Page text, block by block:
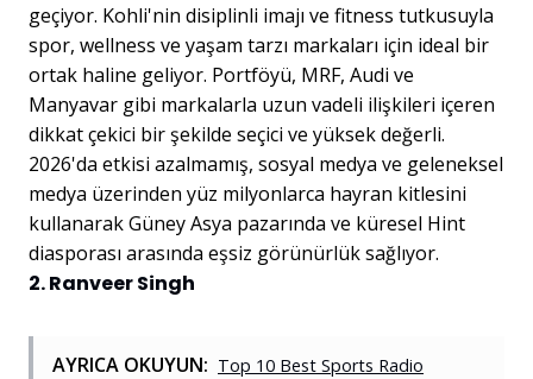
geçiyor. Kohli'nin disiplinli imajı ve fitness tutkusuyla
spor, wellness ve yaşam tarzı markaları için ideal bir
ortak haline geliyor. Portföyü, MRF, Audi ve
Manyavar gibi markalarla uzun vadeli ilişkileri içeren
dikkat çekici bir şekilde seçici ve yüksek değerli.
2026'da etkisi azalmamış, sosyal medya ve geleneksel
medya üzerinden yüz milyonlarca hayran kitlesini
kullanarak Güney Asya pazarında ve küresel Hint
diasporası arasında eşsiz görünürlük sağlıyor.
2. Ranveer Singh
AYRICA OKUYUN: Top 10 Best Sports Radio